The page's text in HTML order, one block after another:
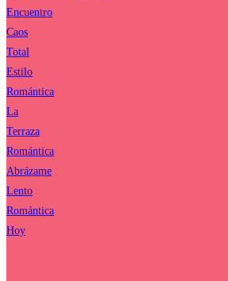
Encuentro
Caos
Total
Estilo
Romántica
La
Terraza
Romántica
Abrázame
Lento
Romántica
Hoy